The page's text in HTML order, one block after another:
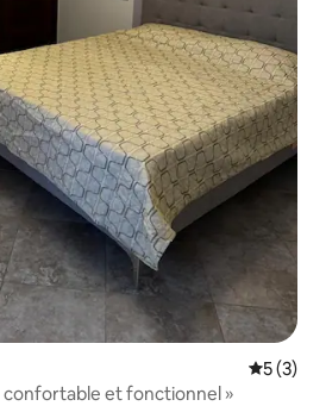
5 (3)
confortable et fonctionnel »